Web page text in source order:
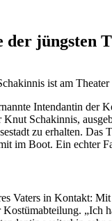
jüngsten
ist am Theater
Intendantin der
Schakinnis,
zu erhalten.
im Boot. Ein echter
Vaters in Kontakt:
„Ich